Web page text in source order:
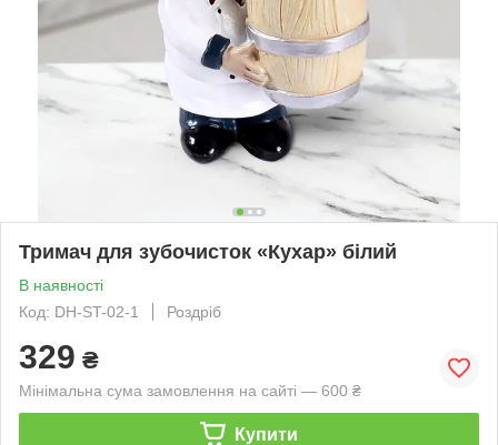
Тримач для зубочисток «Кухар» білий
В наявності
Код: DH-ST-02-1
Роздріб
329 ₴
Мінімальна сума замовлення на сайті — 600 ₴
Купити